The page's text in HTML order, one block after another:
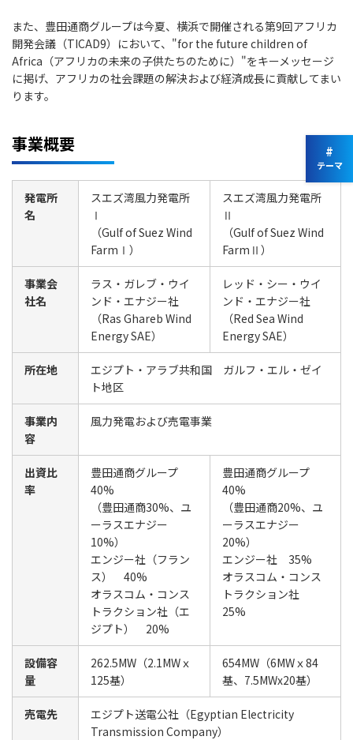
また、豊田通商グループは今夏、横浜で開催される第9回アフリカ
開発会議（TICAD9）において、"for the future children of
Africa（アフリカの未来の子供たちのために）"をキーメッセージ
に掲げ、アフリカの社会課題の解決および経済成長に貢献してまい
ります。
事業概要
発電所
名
スエズ湾風力発電所
Ⅰ
（Gulf of Suez Wind
FarmⅠ）
スエズ湾風力発電所
Ⅱ
（Gulf of Suez Wind
FarmⅡ）
事業会
社名
ラス・ガレブ・ウイ
ンド・エナジー社
（Ras Ghareb Wind
Energy SAE）
レッド・シー・ウイ
ンド・エナジー社
（Red Sea Wind
Energy SAE）
所在地
エジプト・アラブ共和国 ガルフ・エル・ゼイ
ト地区
事業内
容
風力発電および売電事業
出資比
率
豊田通商グループ
40%
（豊田通商30%、ユ
ーラスエナジー
10%）
エンジー社（フラン
ス） 40%
オラスコム・コンス
トラクション社（エ
ジプト） 20%
豊田通商グループ
40%
（豊田通商20%、ユ
ーラスエナジー
20%）
エンジー社 35%
オラスコム・コンス
トラクション社
25%
設備容
量
262.5MW（2.1MWｘ
125基）
654MW（6MWｘ84
基、7.5MWx20基）
売電先
エジプト送電公社（Egyptian Electricity
Transmission Company）
#
テーマ